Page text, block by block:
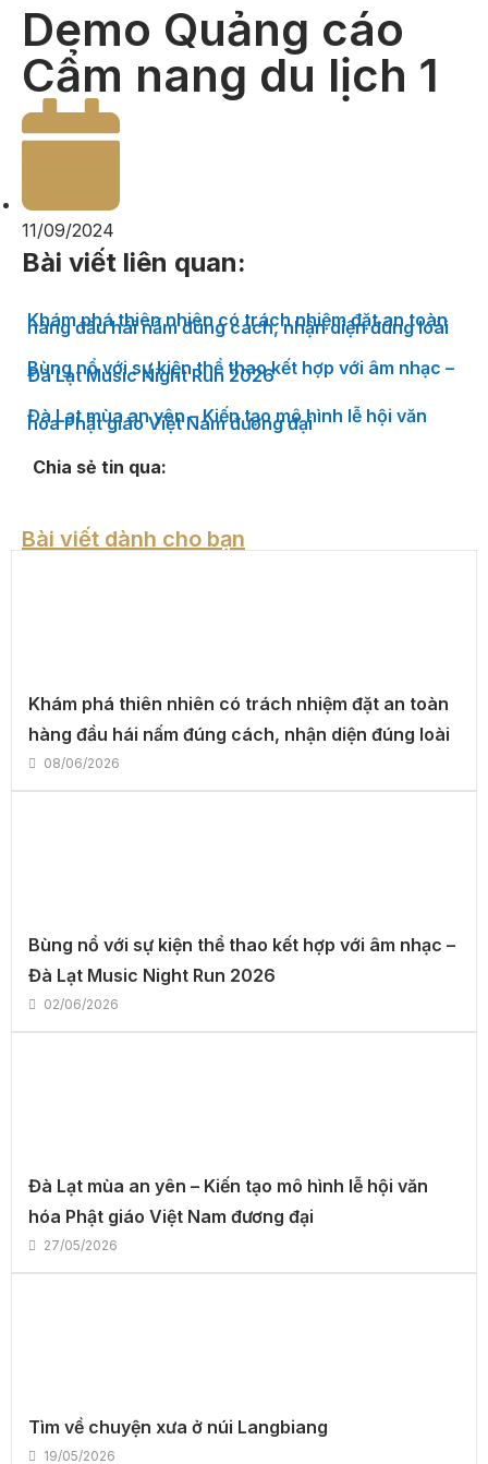
Demo Quảng cáo
Cẩm nang du lịch 1
11/09/2024
Bài viết liên quan:
Khám phá thiên nhiên có trách nhiệm đặt an toàn
hàng đầu hái nấm đúng cách, nhận diện đúng loài
Bùng nổ với sự kiện thể thao kết hợp với âm nhạc –
Đà Lạt Music Night Run 2026
Đà Lạt mùa an yên – Kiến tạo mô hình lễ hội văn
hóa Phật giáo Việt Nam đương đại
Chia sẻ tin qua:
Bài viết dành cho bạn
Khám phá thiên nhiên có trách nhiệm đặt an toàn
hàng đầu hái nấm đúng cách, nhận diện đúng loài
08/06/2026
Bùng nổ với sự kiện thể thao kết hợp với âm nhạc –
Đà Lạt Music Night Run 2026
02/06/2026
Đà Lạt mùa an yên – Kiến tạo mô hình lễ hội văn
hóa Phật giáo Việt Nam đương đại
27/05/2026
Tìm về chuyện xưa ở núi Langbiang
19/05/2026